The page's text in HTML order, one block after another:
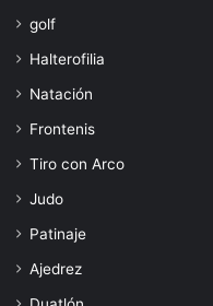
golf
Halterofilia
Natación
Frontenis
Tiro con Arco
Judo
Patinaje
Ajedrez